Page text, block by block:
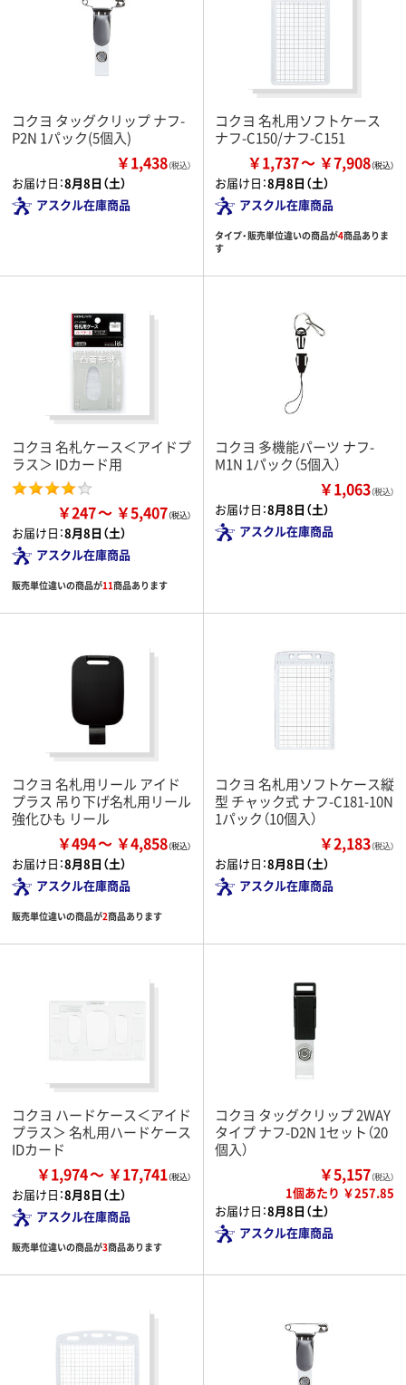
コクヨ タッグクリップ ナフ-
P2N 1パック(5個入)
￥1,438（税込）
お届け日：8月8日（土）
アスクル在庫商品
コクヨ 名札用ソフトケース
ナフ-C150/ナフ-C151
￥1,737 ￥7,908
お届け日：8月8日（土）
アスクル在庫商品
タイプ・販売単位違いの商品が4商品ありま
す
コクヨ 名札ケース＜アイドプ
ラス＞ IDカード用
￥247 ￥5,407
お届け日：8月8日（土）
アスクル在庫商品
販売単位違いの商品が11商品あります
コクヨ 多機能パーツ ナフ-
M1N 1パック（5個入）
￥1,063（税込）
お届け日：8月8日（土）
アスクル在庫商品
コクヨ 名札用リール アイド
プラス 吊り下げ名札用リール
強化ひも リール
￥494 ￥4,858
お届け日：8月8日（土）
アスクル在庫商品
販売単位違いの商品が2商品あります
コクヨ 名札用ソフトケース縦
型 チャック式 ナフ-C181-10N
1パック（10個入）
￥2,183（税込）
お届け日：8月8日（土）
アスクル在庫商品
コクヨ ハードケース＜アイド
プラス＞ 名札用ハードケース
IDカード
￥1,974 ￥17,741
お届け日：8月8日（土）
アスクル在庫商品
販売単位違いの商品が3商品あります
コクヨ タッグクリップ 2WAY
タイプ ナフ-D2N 1セット（20
個入）
￥5,157（税込）
1個あたり ￥257.85
お届け日：8月8日（土）
アスクル在庫商品